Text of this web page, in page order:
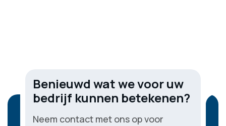
Benieuwd wat we voor uw
bedrijf kunnen betekenen?
Neem contact met ons op voor